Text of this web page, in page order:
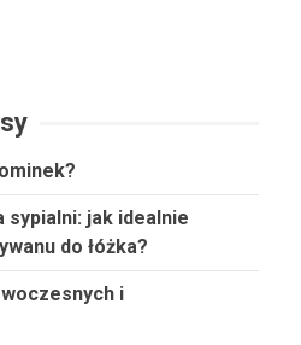
jak idealnie
do łóżka?
i